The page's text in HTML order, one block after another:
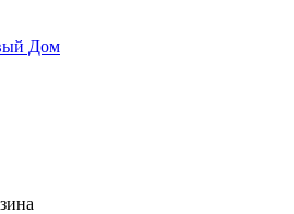
Дом